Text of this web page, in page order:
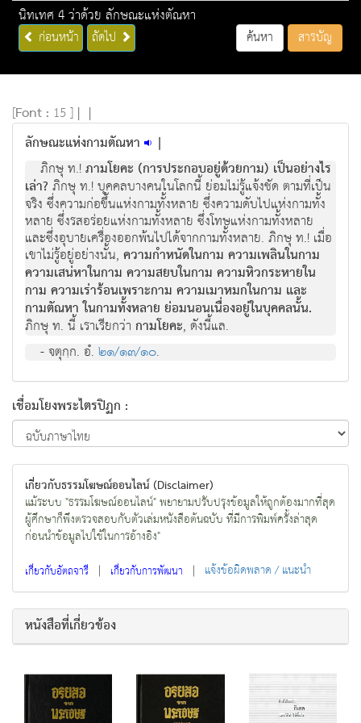
นิทเทศ 4 ว่าด้วย ลักษณะแห่งตัณหา
ก่อนหน้า ถัดไป ค้นหา สารบัญ
[Font : 15 ] | |
ลักษณะแห่งกามตัณหา |
ภิกษุ ท.!ภามโยคะ (การประกอบอยู่ด้วยกาม) เป็นอย่างไร
เล่า? ภิกษุ ท.! บุคคลบางคนในโลกนี้ ย่อมไม่รู้แจ้งชัด ตามที่เป็น
จริง ซึ่งความก่อขึ้นแห่งกามทั้งหลาย ซึ่งความดับไปแห่งกามทั้ง
หลาย ซึ่งรสอร่อยแห่งกามทั้งหลาย ซึ่งโทษแห่งกามทั้งหลาย
และซึ่งอุบายเครื่องออกพ้นไปได้จากกามทั้งหลาย. ภิกษุ ท.! เมื่อ
เขาไม่รู้อยู่อย่างนั้น, ความกำหนัดในกาม ความเพลินในกาม
ความเสน่หาในกาม ความสยบในกาม ความหิวกระหายใน
กาม ความเร่าร้อนเพราะกาม ความเมาหมกในกาม และ
กามตัณหา ในกามทั้งหลาย ย่อมนอนเนื่องอยู่ในบุคคลนั้น.
ภิกษุ ท. นี้ เราเรียกว่า กามโยคะ, ดังนี้แล.
- จตุกฺก. อํ.๒๑/๑๓/๑๐.
เชื่อมโยงพระไตรปิฏก :
เกี่ยวกับธรรมโฆษณ์ออนไลน์ (Disclaimer)
แม้ระบบ "ธรรมโฆษณ์ออนไลน์" พยายามปรับปรุงข้อมูลให้ถูกต้องมากที่สุด
ผู้ศึกษาก็พึงตรวจสอบกับตัวเล่มหนังสือต้นฉบับ ที่มีการพิมพ์ครั้งล่าสุด
ก่อนนำข้อมูลไปใช้ในการอ้างอิง"
เกี่ยวกับอัตถจารี | เกี่ยวกับการพัฒนา | แจ้งข้อผิดพลาด / แนะนำ
หนังสือที่เกี่ยวข้อง